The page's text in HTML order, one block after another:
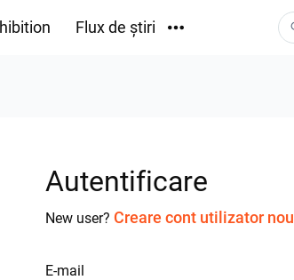
Flux de știri
Autentificare
New user? Creare cont utilizator nou
E-mail